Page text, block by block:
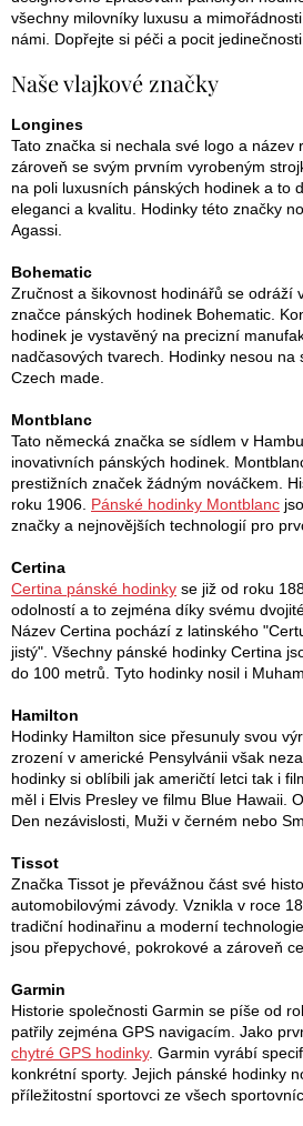
všechny milovníky luxusu a
námi. Dopřejte si péči a pocit
Naše vlajkové značky
Longines
Tato značka si nechala své logo a název
zároveň se svým prvním vyrobeným
na poli luxusních pánských hodinek a to
eleganci a kvalitu. Hodinky této značky
Agassi.
Bohematic
Zručnost a šikovnost hodinářů se odráží
značce pánských hodinek Bohematic.
hodinek je vystavěný na precizní
nadčasových tvarech. Hodinky nesou na
Czech made.
Montblanc
Tato německá značka se sídlem v
inovativních pánských hodinek.
prestižních značek žádným nováčkem.
roku 1906. Pánské hodinky Montblanc
značky a nejnovějších technologií pro
Certina
Certina pánské hodinky se již od roku
odolností a to zejména díky svému
Název Certina pochází z latinského
jistý". Všechny pánské hodinky Certina
do 100 metrů. Tyto hodinky nosil i
Hamilton
Hodinky Hamilton sice přesunuly svou
zrození v americké Pensylvánii však
hodinky si oblíbili jak američtí letci tak i
měl i Elvis Presley ve filmu Blue Hawaii.
Den nezávislosti, Muži v černém nebo
Tissot
Značka Tissot je převážnou část své
automobilovými závody. Vznikla v roce
tradiční hodinařinu a moderní technologie.
jsou přepychové, pokrokové a zároveň
Garmin
Historie společnosti Garmin se píše od
patřily zejména GPS navigacím. Jako
chytré GPS hodinky. Garmin vyrábí
konkrétní sporty. Jejich pánské hodinky
příležitostní sportovci ze všech